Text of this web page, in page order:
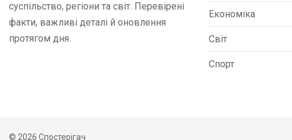
суспільство, регіони та світ. Перевірені
факти, важливі деталі й оновлення
протягом дня.
Економіка
Світ
Спорт
© 2026 Спостерігач